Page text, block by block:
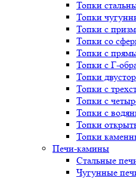
Топки
Топки
Топки с
Топки со
Топки с
Топки с Г-
Топки
Топки с
Топки с
Топки с
Топки
Топки
Печи-камины
Стальные
Чугунные